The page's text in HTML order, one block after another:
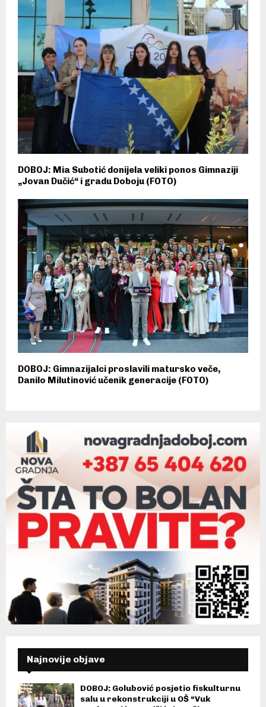
DOBOJ: Mia Subotić donijela veliki ponos Gimnaziji
„Jovan Dučić“ i gradu Doboju (FOTO)
DOBOJ: Gimnazijalci proslavili matursko veče,
Danilo Milutinović učenik generacije (FOTO)
Najnovije objave
DOBOJ: Golubović posjetio fiskulturnu
salu u rekonstrukciji u OŠ “Vuk